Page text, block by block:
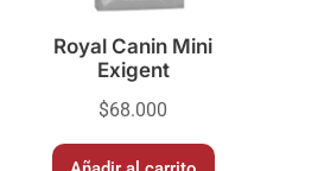
Royal Canin Mini
Exigent
$68.000